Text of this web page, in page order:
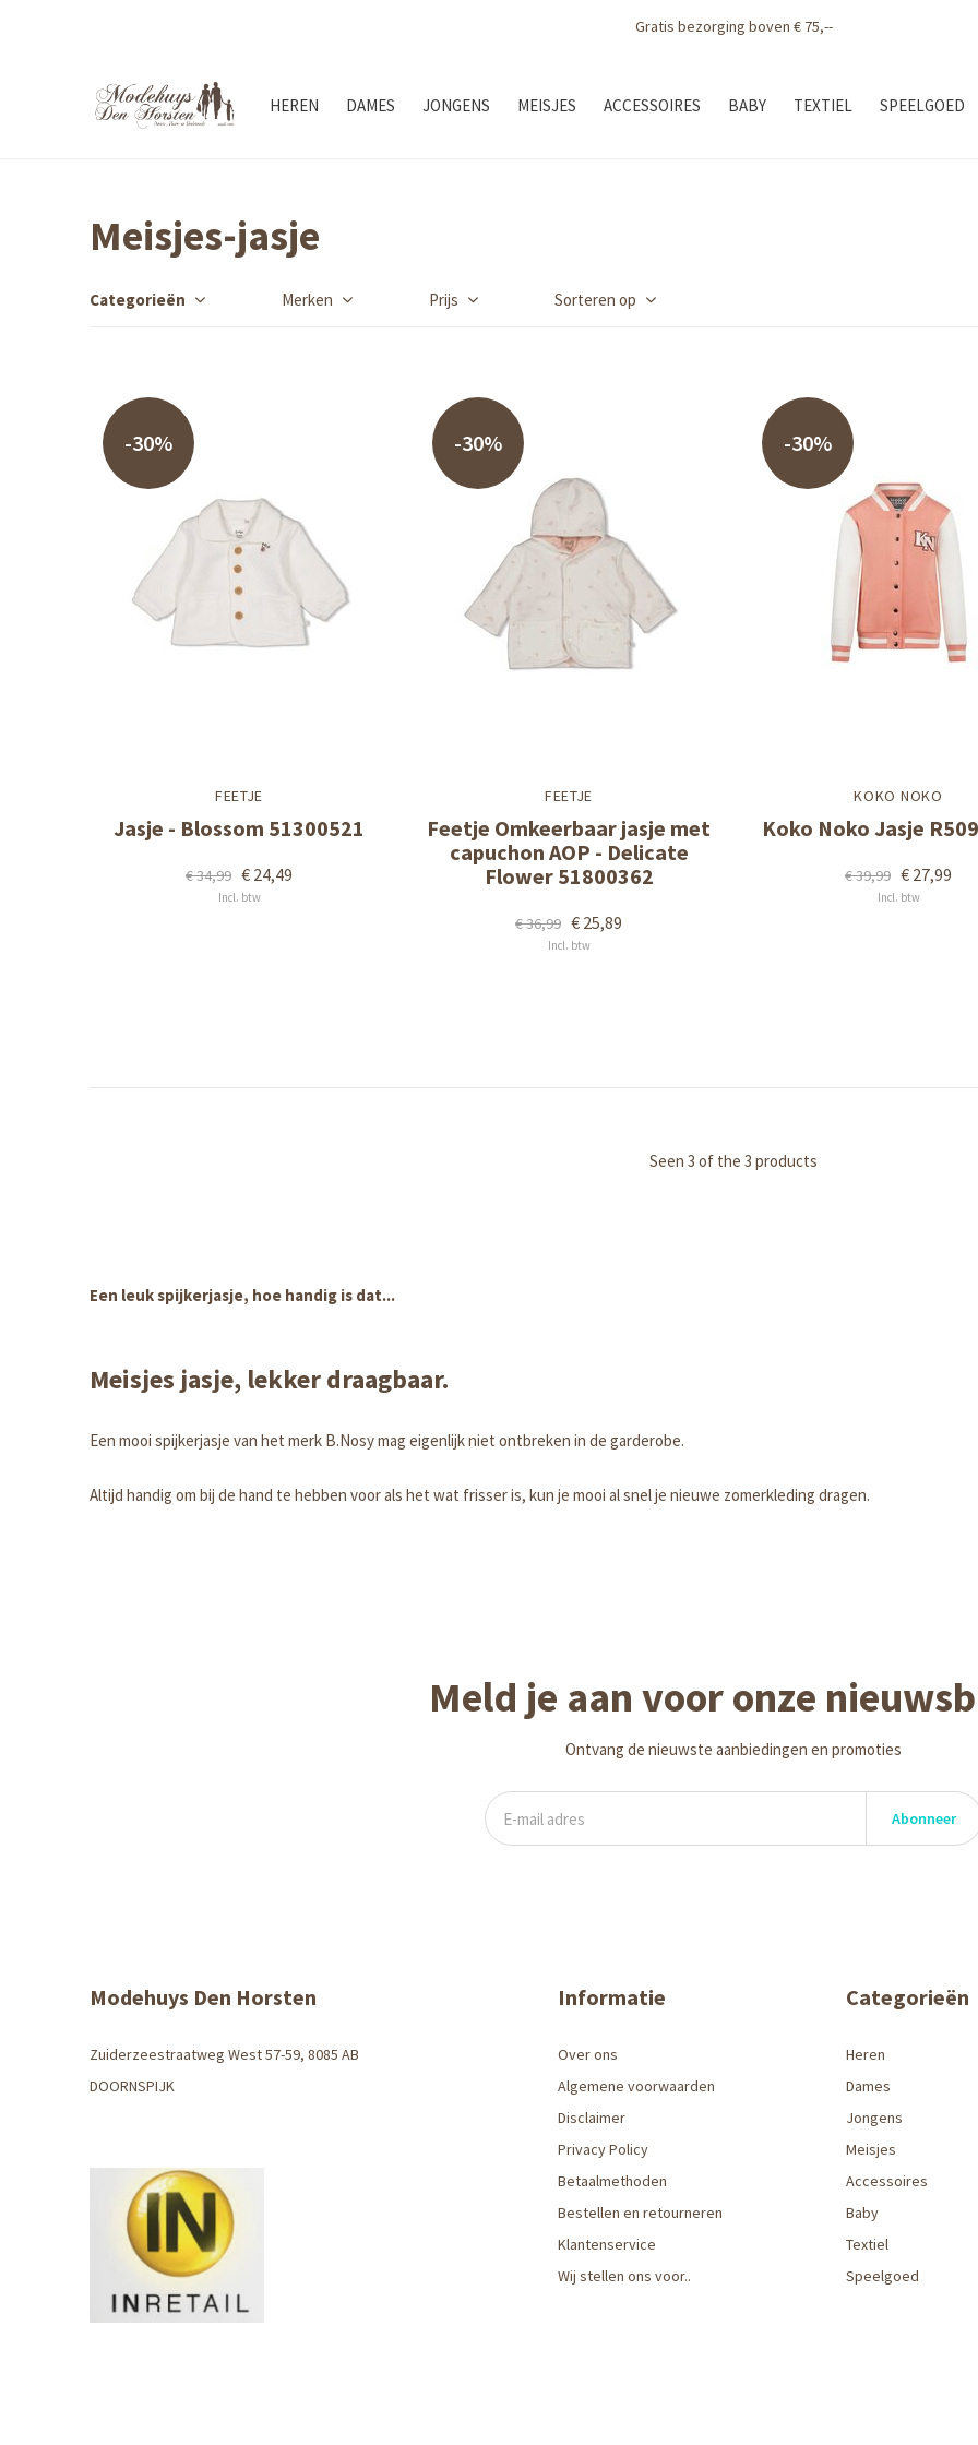
HEREN DAMES JONGENS MEISJES ACCESSOIRES BABY TEXTIEL SPEELGOED
Gratis bezorging boven € 75,--
Meisjes-jasje
Categorieën Merken Prijs Sorteren op
-30%
FEETJE
Jasje - Blossom 51300521
€ 34,99 € 24,49
Incl. btw
-30%
FEETJE
Feetje Omkeerbaar jasje met
capuchon AOP - Delicate
Flower 51800362
€ 36,99 € 25,89
Incl. btw
-30%
KOKO NOKO
Koko Noko Jasje
€ 39,99 € 27,99
Incl. btw
Seen 3 of the 3 products
Een leuk spijkerjasje, hoe handig is dat...
Meisjes jasje, lekker draagbaar.
Een mooi spijkerjasje van het merk B.Nosy mag eigenlijk niet ontbreken in de garderobe.
Altijd handig om bij de hand te hebben voor als het wat frisser is, kun je mooi al snel je nieuwe zomerkleding dragen.
Meld je aan voor onze
Ontvang de nieuwste aanbiedingen en promoties
Abonneer
Modehuys Den Horsten
Zuiderzeestraatweg West 57-59, 8085 AB
DOORNSPIJK
Informatie
Over ons
Algemene voorwaarden
Disclaimer
Privacy Policy
Betaalmethoden
Bestellen en retourneren
Klantenservice
Wij stellen ons voor..
Categorieën
Heren
Dames
Jongens
Meisjes
Accessoires
Baby
Textiel
Speelgoed